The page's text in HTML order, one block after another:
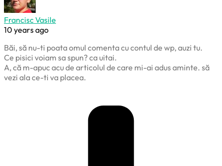
Francisc Vasile
10 years ago
Băi, să nu-ti poata omul comenta cu contul de wp, auzi tu.
Ce pisici voiam sa spun? ca uitai.
A, că m-apuc acu de articolul de care mi-ai adus aminte. să
vezi ala ce-ti va placea.